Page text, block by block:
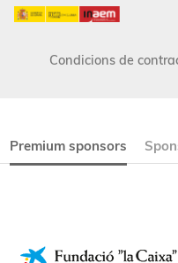
Condicions de
Premium sponsors